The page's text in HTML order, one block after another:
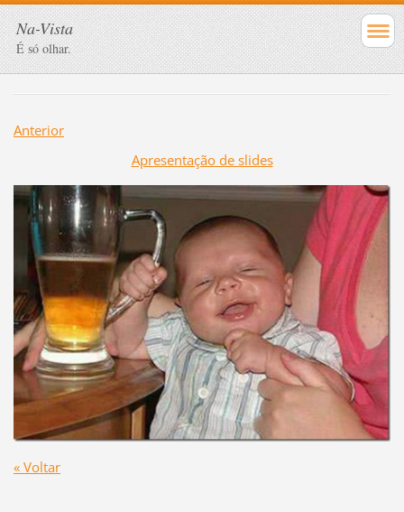
Na-Vista
É só olhar.
Anterior
Apresentação de slides
« Voltar